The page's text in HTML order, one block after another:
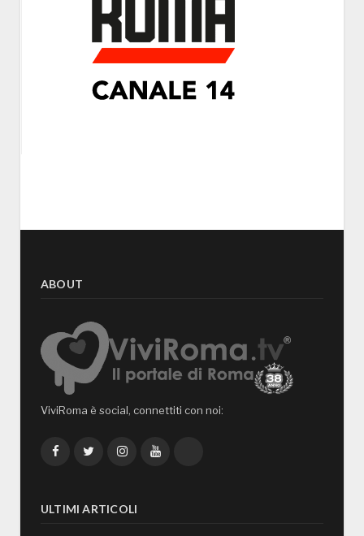
ABOUT
ViviRoma è social, connettiti con noi:
FacebookTwitterInstagramYouTube
ULTIMI ARTICOLI